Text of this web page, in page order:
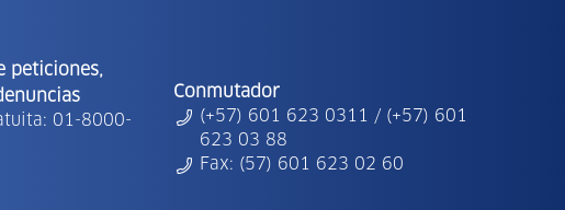
peticiones,
01-8000-
Conmutador
(+57) 601 623 0311 / (+57) 601
623 03 88
Fax: (57) 601 623 02 60